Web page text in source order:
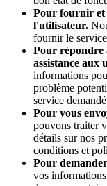
Pour fournir et
l'utilisateur.
fournir le
Pour répondre
assistance aux
informations
problème
service
Pour vous
pouvons traiter
détails sur nos
conditions et
Pour
vos